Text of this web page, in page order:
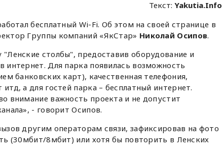
Текст:Yakutia.Info
бесплатный Wi-Fi. Об этом на своей странице в
Группы компаний «ЯкСтар» Николай Осипов.
столбы", предоставив оборудование и
Для парка появилась возможность
банковских карт), качественная телефония,
а для гостей парка – бесплатный интернет.
внимание важность проекта и не допустит
- говорит Осипов.
другим операторам связи, зафиксировав на фото
(30мбит/8мбит) или хотя бы повторить в Ленских